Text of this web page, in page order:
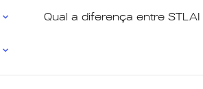
Qual a diferença entre STLAI